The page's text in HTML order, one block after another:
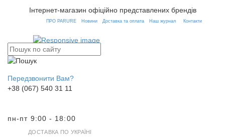
Інтернет-магазин офіційно представлених брендів
ПРО PARURE Новини Доставка та оплата Наш журнал Контакти
Передзвонити Вам?
+38 (067) 540 31 11
пн-пт 9:00 - 18:00
ДОСТАВКА ПО УКРАЇНІ